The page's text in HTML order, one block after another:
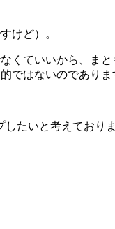
けど）。
くていいから、ま
ではないのでありま
たいと考えておりま